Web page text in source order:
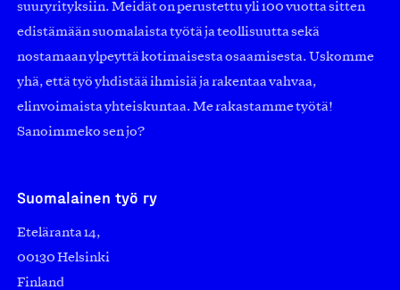
suuryrityksiin. Meidät on perustettu yli 100 vuotta sitten
edistämään suomalaista työtä ja teollisuutta sekä
nostamaan ylpeyttä kotimaisesta osaamisesta. Uskomme
yhä, että työ yhdistää ihmisiä ja rakentaa vahvaa,
elinvoimaista yhteiskuntaa. Me rakastamme työtä!
Sanoimmeko sen jo?
Suomalainen työ ry
Eteläranta 14,
00130 Helsinki
Finland